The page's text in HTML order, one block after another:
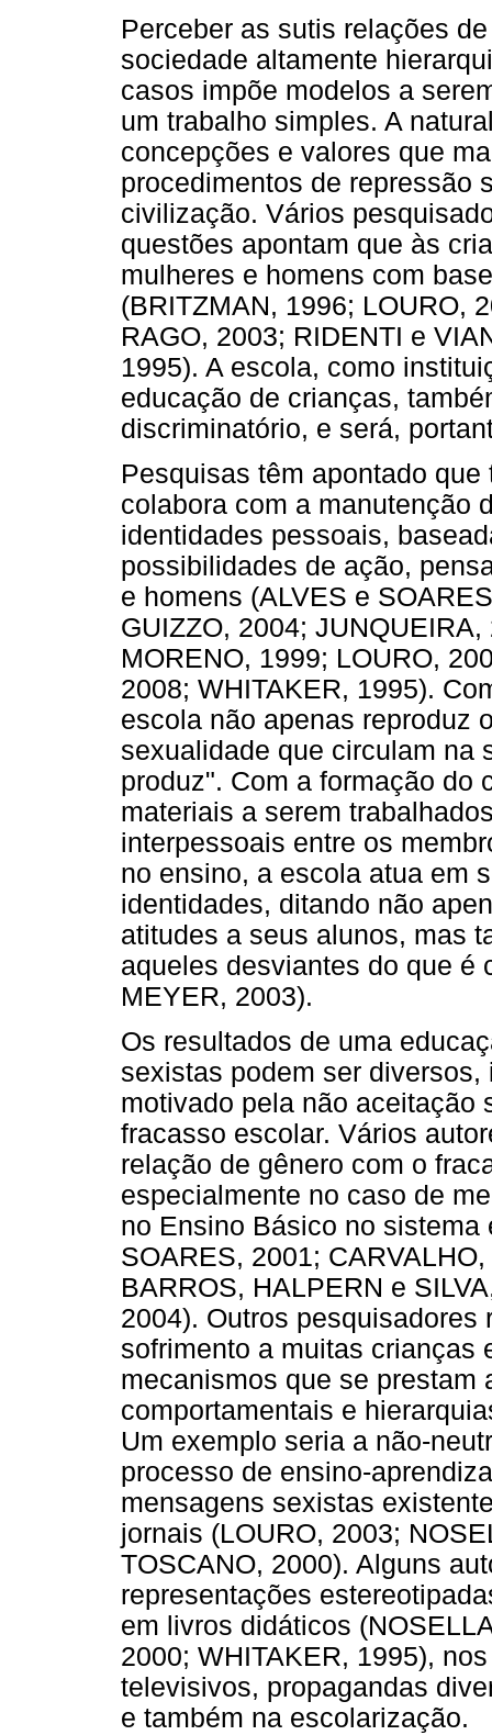
Perceber as sutis relações
sociedade altamente
casos impõe modelos a
um trabalho simples. A
concepções e valores que
procedimentos de repressão
civilização. Vários
questões apontam que às
mulheres e homens com
(BRITZMAN, 1996; LOURO,
RAGO, 2003; RIDENTI e
1995). A escola, como
educação de crianças,
discriminatório, e será,
Pesquisas têm apontado
colabora com a manutenção
identidades pessoais,
possibilidades de ação,
e homens (ALVES e
GUIZZO, 2004;
MORENO, 1999; LOURO,
2008; WHITAKER, 1995).
escola não apenas reproduz
sexualidade que circulam na
produz". Com a formação do
materiais a serem
interpessoais entre os
no ensino, a escola atua em
identidades, ditando não
atitudes a seus alunos, mas
aqueles desviantes do que é
MEYER, 2003).
Os resultados de uma
sexistas podem ser
motivado pela não aceitação
fracasso escolar. Vários
relação de gênero com o
especialmente no caso de
no Ensino Básico no
SOARES, 2001;
BARROS, HALPERN e
2004). Outros
sofrimento a muitas crianças
mecanismos que se prestam
comportamentais e
Um exemplo seria a não-
processo de ensino-
mensagens sexistas
jornais (LOURO, 2003;
TOSCANO, 2000). Alguns
representações
em livros didáticos
2000; WHITAKER, 1995),
televisivos, propagandas
e também na escolarização.